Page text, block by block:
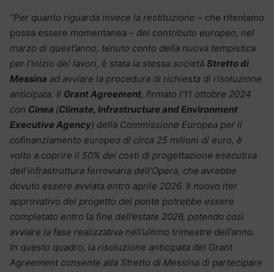
“Per quanto riguarda invece la restituzione – che riteniamo
possa essere momentanea – del contributo europeo, nel
marzo di quest’anno, tenuto conto della nuova tempistica
per l’inizio dei lavori, è stata la stessa società Stretto di
Messina ad avviare la procedura di richiesta di risoluzione
anticipata. Il Grant Agreement, firmato l’11 ottobre 2024
con Cinea (Climate, Infrastructure and Environment
Executive Agency) della Commissione Europea per il
cofinanziamento europeo di circa 25 milioni di euro, è
volto a coprire il 50% dei costi di progettazione esecutiva
dell’infrastruttura ferroviaria dell’Opera, che avrebbe
dovuto essere avviata entro aprile 2026. Il nuovo iter
approvativo del progetto del ponte potrebbe essere
completato entro la fine dell’estate 2026, potendo così
avviare la fase realizzativa nell’ultimo trimestre dell’anno.
In questo quadro, la risoluzione anticipata del Grant
Agreement consente alla Stretto di Messina di partecipare